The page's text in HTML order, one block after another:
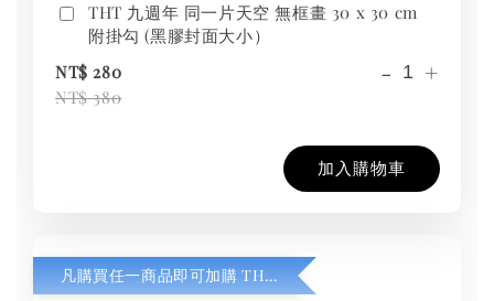
THT 九週年 同一片天空 無框畫 30 x 30 cm
附掛勾 (黑膠封面大小）
NT$ 280
NT$ 380
- +
加入購物車
凡購買任一商品即可加購 THT 九週年紀念 T-shirt